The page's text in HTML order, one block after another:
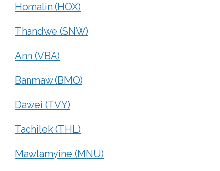
Homalin (HOX)
Thandwe (SNW)
Ann (VBA)
Banmaw (BMO)
Dawei (TVY)
Tachilek (THL)
Mawlamyine (MNU)